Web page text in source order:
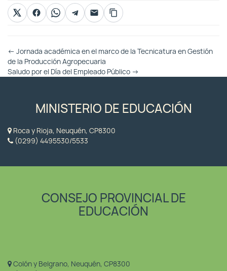
Otras
Entradas
← Jornada académica en el marco de la Tecnicatura en Gestión
de la Producción Agropecuaria
Saludo por el Día del Empleado Público →
MINISTERIO DE EDUCACIÓN
Roca y Rioja, Neuquén, CP8300
(0299) 4495530/5533
CONSEJO PROVINCIAL DE
EDUCACIÓN
Colón y Belgrano, Neuquén, CP8300